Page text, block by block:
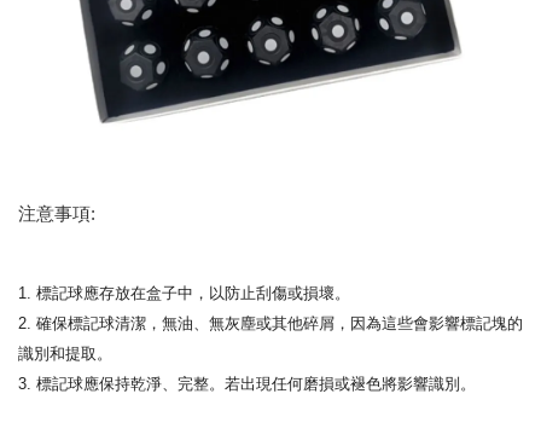
注意事項:
1. 標記球應存放在盒子中，以防止刮傷或損壞。
2. 確保標記球清潔，無油、無灰塵或其他碎屑，因為這些會影響標記塊的
識別和提取。
3. 標記球應保持乾淨、完整。若出現任何磨損或褪色將影響識別。